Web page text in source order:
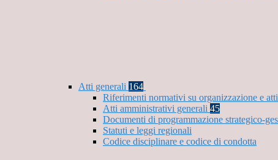
Atti generali 164
Riferimenti normativi su organizzazione e
Atti amministrativi generali 45
Documenti di programmazione strategico-
Statuti e leggi regionali
Codice disciplinare e codice di condotta